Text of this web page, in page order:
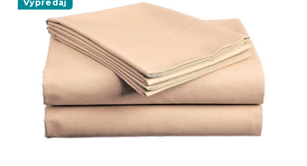
Výpredaj